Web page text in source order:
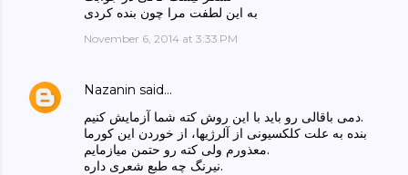
به این لطفت مرا چون بنده کردی
November 6, 2014 at 3:33 PM
Nazanin said…
دمی باقالی رو باید با این روش کته شما آزمایش کنیم.
بنده به علت کلکسیونی از آلرژیها، از خوردن این کورما
معذورم ولی کته رو حتمن میازمایم.
نیرنگ چه طبع شعری داره.